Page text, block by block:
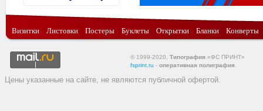
Визитки Листовки Постеры Буклеты Открытки Бланки Конверты
© 1999-2020, Типография «ФС ПРИНТ»
fsprint.ru - оперативная полиграфия
Цены указанные на сайте, не являются публичной офертой.